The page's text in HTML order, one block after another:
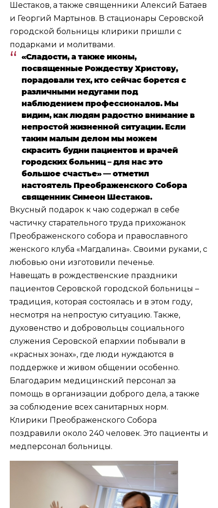
Шестаков, а также священники Алексий Батаев
и Георгий Мартынов. В стационары Серовской
городской больницы клирики пришли с
подарками и молитвами.
«Сладости, а также иконы,
посвященные Рождеству Христову,
порадовали тех, кто сейчас борется с
различными недугами под
наблюдением профессионалов. Мы
видим, как людям радостно внимание в
непростой жизненной ситуации. Если
таким малым делом мы можем
скрасить будни пациентов и врачей
городских больниц – для нас это
большое счастье» — отметил
настоятель Преображенского Собора
священник Симеон Шестаков.
Вкусный подарок к чаю содержал в себе
частичку старательного труда прихожанок
Преображенского собора и православного
женского клуба «Магдалина». Своими руками, с
любовью они изготовили печенье.
Навещать в рождественские праздники
пациентов Серовской городской больницы –
традиция, которая состоялась и в этом году,
несмотря на непростую ситуацию. Также,
духовенство и добровольцы социального
служения Серовской епархии побывали в
«красных зонах», где люди нуждаются в
поддержке и живом общении особенно.
Благодарим медицинский персонал за
помощь в организации доброго дела, а также
за соблюдение всех санитарных норм.
Клирики Преображенского Собора
поздравили около 240 человек. Это пациенты и
медперсонал больницы.